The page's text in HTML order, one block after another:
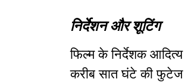
निर्देशन और शूटिंग
फिल्म के निर्देशक
करीब सात घंटे की फुटेज